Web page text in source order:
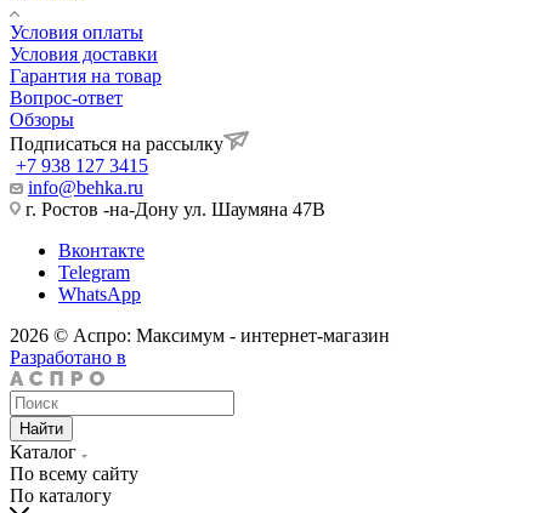
Условия оплаты
Условия доставки
Гарантия на товар
Вопрос-ответ
Обзоры
Подписаться на рассылку
+7 938 127 3415
info@behka.ru
г. Ростов -на-Дону ул. Шаумяна 47В
Вконтакте
Telegram
WhatsApp
2026 © Аспро: Максимум - интернет-магазин
Разработано в
Найти
Каталог
По всему сайту
По каталогу